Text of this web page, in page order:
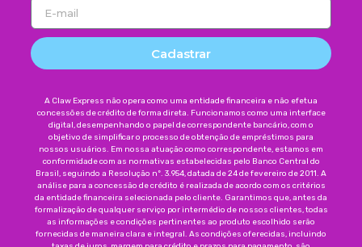
Cadastrar
A Claw Express não opera como uma entidade financeira e não efetua
concessões de crédito de forma direta. Funcionamos como uma interface
digital, desempenhando o papel de correspondente bancário, com o
objetivo de simplificar o processo de obtenção de empréstimos para
nossos usuários. Em nossa atuação como correspondente, estamos em
conformidade com as normativas estabelecidas pelo Banco Central do
Brasil, seguindo a Resolução nº. 3.954, datada de 24 de fevereiro de 2011. A
análise para a concessão de crédito é realizada de acordo com os critérios
da entidade financeira selecionada pelo cliente. Garantimos que, antes da
formalização de qualquer serviço por intermédio de nossos clientes, todas
as informações e condições pertinentes ao produto escolhido serão
fornecidas de maneira clara e integral. As condições oferecidas, incluindo